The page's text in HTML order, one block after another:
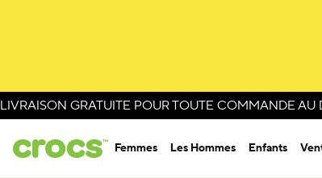
LIVRAISON GRATUITE POUR TOUTE COMMANDE AU
Femmes Les Hommes Enfants